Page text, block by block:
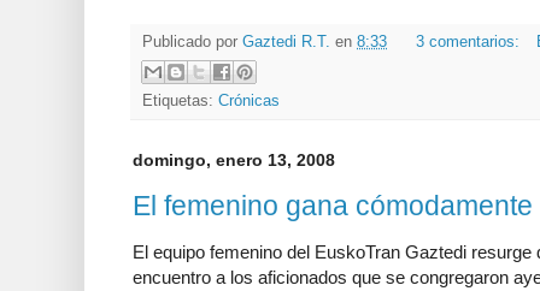
Publicado por Gaztedi R.T. en 8:33 3 comentarios:
Etiquetas: Crónicas
domingo, enero 13, 2008
El femenino gana
El equipo femenino del EuskoTran Gaztedi
encuentro a los aficionados que se congregaron